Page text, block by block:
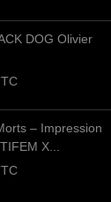
DOG Olivier
– Impression
X...